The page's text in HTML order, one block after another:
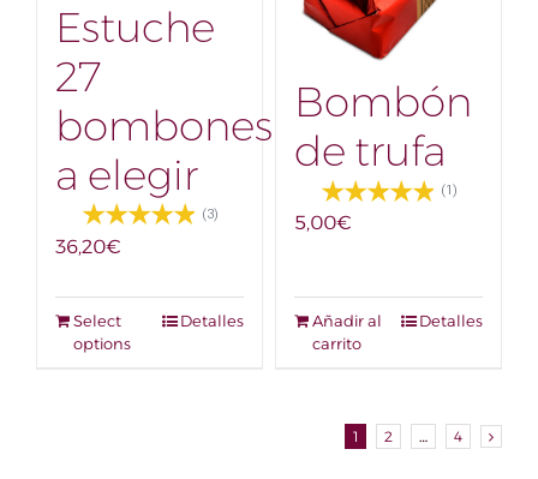
Estuche
27
bombones
a elegir
(3)
36,20€
Select
options
Detalles
Bombón
de trufa
(1)
5,00€
Añadir al
carrito
Detalles
1 2 … 4